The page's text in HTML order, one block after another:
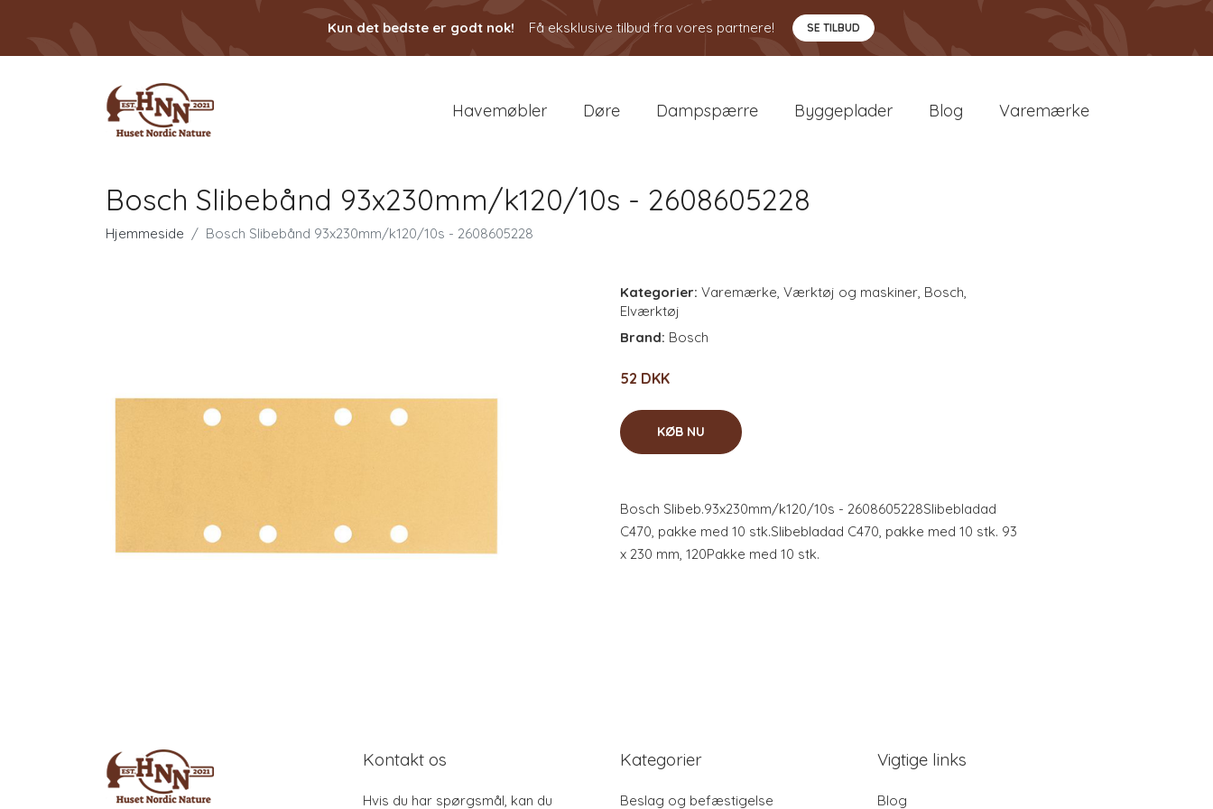
Kun det bedste er godt nok! Få eksklusive tilbud fra vores partnere! SE TILBUD
Havemøbler Døre Dampspærre Byggeplader Blog Varemærke
Bosch Slibebånd 93x230mm/k120/10s - 2608605228
Hjemmeside Bosch Slibebånd 93x230mm/k120/10s - 2608605228
Kategorier: Varemærke, Værktøj og maskiner, Bosch,
Elværktøj
Brand: Bosch
52 DKK
KØB NU
Bosch Slibeb.93x230mm/k120/10s - 2608605228Slibebladad
C470, pakke med 10 stk.Slibebladad C470, pakke med 10 stk. 93
x 230 mm, 120Pakke med 10 stk.
Kontakt os
Hvis du har spørgsmål, kan du
Kategorier
Beslag og befæstigelse
Vigtige links
Blog